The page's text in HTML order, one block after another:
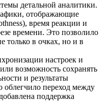
детальной аналитики.
отображающие
время реакции и
времени. Это позволило
только в очках, но и в
настроек и
возможность сохранять
и результаты
облегчило переход между
поддержка